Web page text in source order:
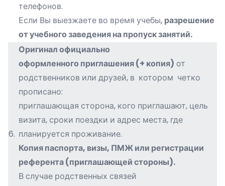
телефонов.
Если Вы выезжаете во время учебы, разрешение
от учебного заведения на пропуск занятий.
6.
Оригинал официально
оформленного приглашения (+ копия) от
родственников или друзей, в котором четко
прописано:
приглашающая сторона, кого приглашают, цель
визита, сроки поездки и адрес места, где
планируется проживание.
Копия паспорта, визы, ПМЖ или регистрации
референта (приглашающей стороны).
В случае родственных связей